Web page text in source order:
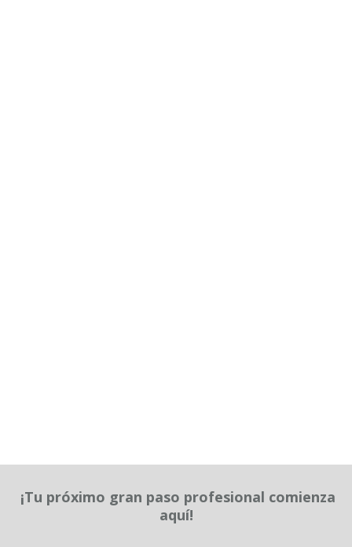
¡Tu próximo gran paso profesional comienza
aquí!